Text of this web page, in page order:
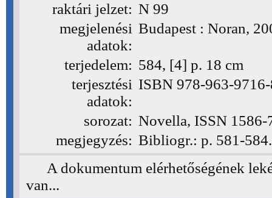
raktári jelzet: N 99
megjelenési
adatok:
Budapest : Noran,
terjedelem: 584, [4] p. 18 cm
terjesztési
adatok:
ISBN 978-963-
sorozat: Novella, ISSN 1586-
megjegyzés: Bibliogr.: p. 581-584.
A dokumentum elérhetőségének
van...